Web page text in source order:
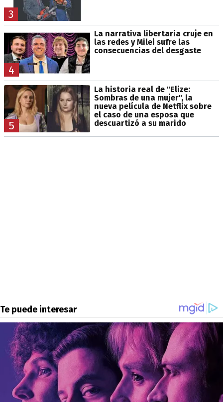
3
4
La narrativa libertaria cruje en
las redes y Milei sufre las
consecuencias del desgaste
5
La historia real de "Elize:
Sombras de una mujer", la
nueva película de Netflix sobre
el caso de una esposa que
descuartizó a su marido